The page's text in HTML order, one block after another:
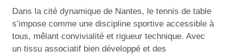
Dans la cité dynamique de Nantes, le tennis de table
s’impose comme une discipline sportive accessible à
tous, mêlant convivialité et rigueur technique. Avec
un tissu associatif bien développé et des